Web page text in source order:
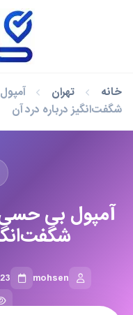
خانه تهران
شگفت‌انگیز درباره درد آن
mohsen 23 دسامبر 2025